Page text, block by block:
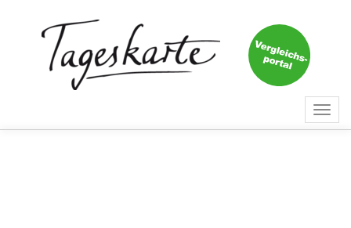
Keine Nachricht mehr
verpassen!